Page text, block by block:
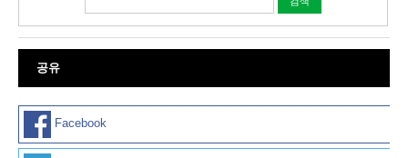
공유
Facebook